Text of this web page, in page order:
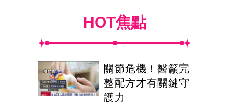
HOT焦點
關節危機！醫籲完
整配方才有關鍵守
護力